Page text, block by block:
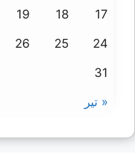
« تیر
17
18
19
24
25
26
31